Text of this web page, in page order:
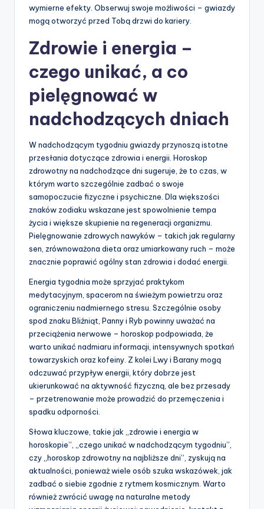
wymierne efekty. Obserwuj swoje możliwości – gwiazdy
mogą otworzyć przed Tobą drzwi do kariery.
Zdrowie i energia –
czego unikać, a co
pielęgnować w
nadchodzących dniach
W nadchodzącym tygodniu gwiazdy przynoszą istotne
przesłania dotyczące zdrowia i energii. Horoskop
zdrowotny na nadchodzące dni sugeruje, że to czas, w
którym warto szczególnie zadbać o swoje
samopoczucie fizyczne i psychiczne. Dla większości
znaków zodiaku wskazane jest spowolnienie tempa
życia i większe skupienie na regeneracji organizmu.
Pielęgnowanie zdrowych nawyków – takich jak regularny
sen, zrównoważona dieta oraz umiarkowany ruch – może
znacznie poprawić ogólny stan zdrowia i dodać energii.
Energia tygodnia może sprzyjać praktykom
medytacyjnym, spacerom na świeżym powietrzu oraz
ograniczeniu nadmiernego stresu. Szczególnie osoby
spod znaku Bliźniąt, Panny i Ryb powinny uważać na
przeciążenia nerwowe – horoskop podpowiada, że
warto unikać nadmiaru informacji, intensywnych spotkań
towarzyskich oraz kofeiny. Z kolei Lwy i Barany mogą
odczuwać przypływ energii, który dobrze jest
ukierunkować na aktywność fizyczną, ale bez przesady
– przetrenowanie może prowadzić do przemęczenia i
spadku odporności.
Słowa kluczowe, takie jak „zdrowie i energia w
horoskopie”, „czego unikać w nadchodzącym tygodniu”,
czy „horoskop zdrowotny na najbliższe dni”, zyskują na
aktualności, ponieważ wiele osób szuka wskazówek, jak
zadbać o siebie zgodnie z rytmem kosmicznym. Warto
również zwrócić uwagę na naturalne metody